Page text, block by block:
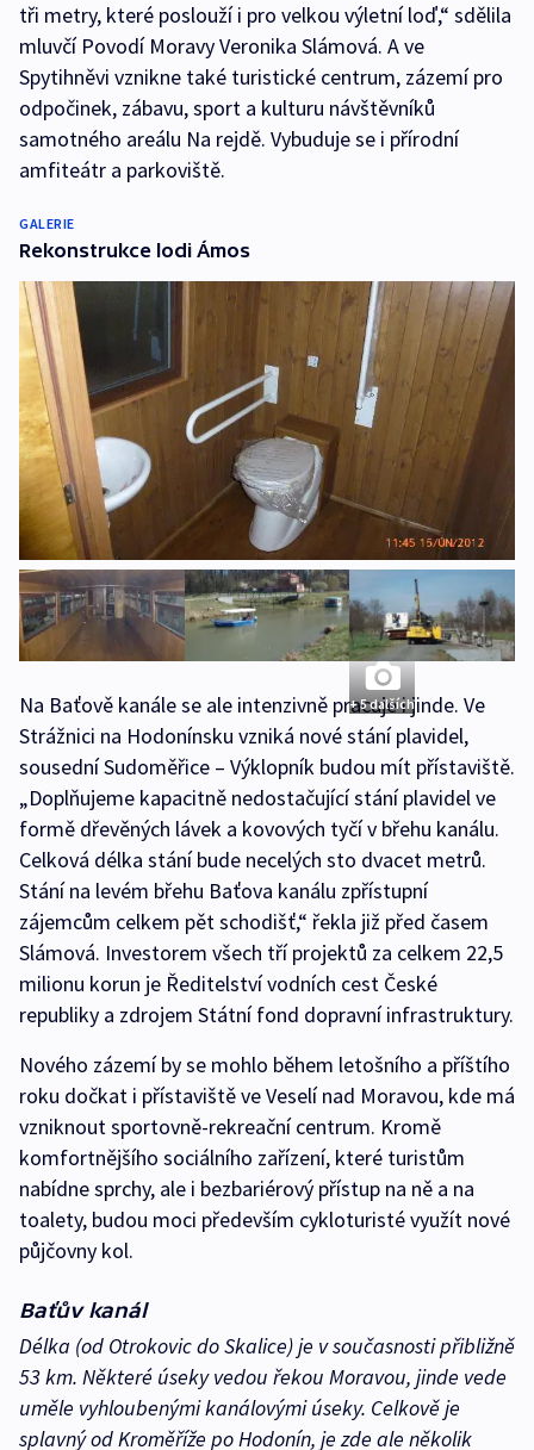
tři metry, které poslouží i pro velkou výletní loď,“ sdělila
mluvčí Povodí Moravy Veronika Slámová. A ve
Spytihněvi vznikne také turistické centrum, zázemí pro
odpočinek, zábavu, sport a kulturu návštěvníků
samotného areálu Na rejdě. Vybuduje se i přírodní
amfiteátr a parkoviště.
GALERIE
Rekonstrukce lodi Ámos
+ 5 dalších
Na Baťově kanále se ale intenzivně pracuje i jinde. Ve
Strážnici na Hodonínsku vzniká nové stání plavidel,
sousední Sudoměřice – Výklopník budou mít přístaviště.
„Doplňujeme kapacitně nedostačující stání plavidel ve
formě dřevěných lávek a kovových tyčí v břehu kanálu.
Celková délka stání bude necelých sto dvacet metrů.
Stání na levém břehu Baťova kanálu zpřístupní
zájemcům celkem pět schodišť,“ řekla již před časem
Slámová. Investorem všech tří projektů za celkem 22,5
milionu korun je Ředitelství vodních cest České
republiky a zdrojem Státní fond dopravní infrastruktury.
Nového zázemí by se mohlo během letošního a příštího
roku dočkat i přístaviště ve Veselí nad Moravou, kde má
vzniknout sportovně-rekreační centrum. Kromě
komfortnějšího sociálního zařízení, které turistům
nabídne sprchy, ale i bezbariérový přístup na ně a na
toalety, budou moci především cykloturisté využít nové
půjčovny kol.
Baťův kanál
Délka (od Otrokovic do Skalice) je v současnosti přibližně
53 km. Některé úseky vedou řekou Moravou, jinde vede
uměle vyhloubenými kanálovými úseky. Celkově je
splavný od Kroměříže po Hodonín, je zde ale několik